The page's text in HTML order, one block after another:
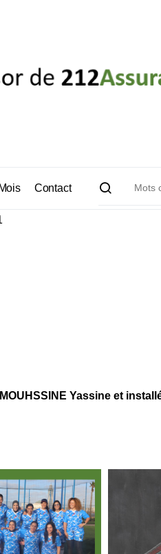
Contact
Yassine et